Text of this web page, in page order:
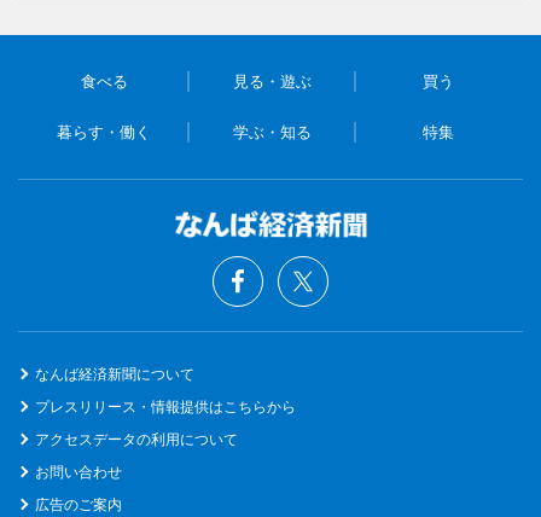
食べる 見る・遊ぶ 買う
暮らす・働く 学ぶ・知る 特集
なんば経済新聞について
プレスリリース・情報提供はこちらから
アクセスデータの利用について
お問い合わせ
広告のご案内